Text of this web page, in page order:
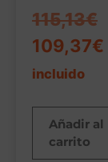
115,13€
109,37€
incluido
Añadir al
carrito